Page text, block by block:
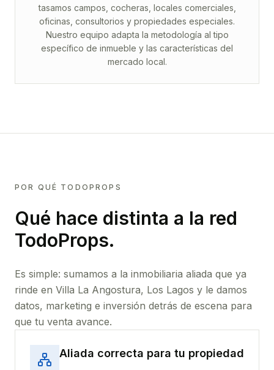
tasamos campos, cocheras, locales comerciales,
oficinas, consultorios y propiedades especiales.
Nuestro equipo adapta la metodología al tipo
específico de inmueble y las características del
mercado local.
POR QUÉ TODOPROPS
Qué hace distinta a la red
TodoProps.
Es simple: sumamos a la inmobiliaria aliada que ya
rinde en Villa La Angostura, Los Lagos y le damos
datos, marketing e inversión detrás de escena para
que tu venta avance.
Aliada correcta para tu propiedad